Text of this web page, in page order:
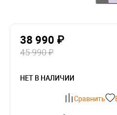
38 990 ₽
45 990 ₽
НЕТ В НАЛИЧИИ
Сравнить